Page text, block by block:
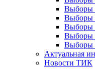
Выборы
Выборы
Выборы
Выборы
Выборы
Актуальная
Новости ТИК